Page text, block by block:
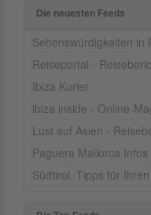
Die neuesten Feeds
Sehenswürdigkeiten in
Reiseportal -
Ibiza Kurier
ibiza inside - Online-
Lust auf Asien -
Paguera Mallorca Infos
Südtirol. Tipps für